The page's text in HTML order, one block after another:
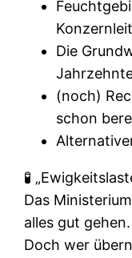
Die
(noch)
schon
🧪
Das
alles gut gehen.
Doch wer